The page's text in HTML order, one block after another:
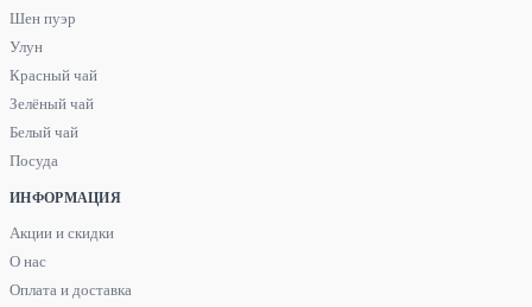
Шен пуэр
Улун
Красный чай
Зелёный чай
Белый чай
Посуда
ИНФОРМАЦИЯ
Акции и скидки
О нас
Оплата и доставка